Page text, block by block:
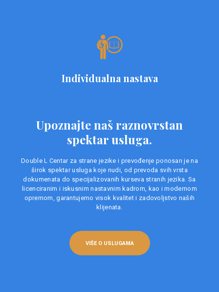
Individualna nastava
Upoznajte naš raznovrstan
spektar usluga.
Double L Centar za strane jezike i prevođenje ponosan je na
širok spektar usluga koje nudi, od prevoda svih vrsta
dokumenata do specijalizovanih kurseva stranih jezika. Sa
licenciranim i iskusnim nastavnim kadrom, kao i modernom
opremom, garantujemo visok kvalitet i zadovoljstvo naših
klijenata.
VIŠE O USLUGAMA